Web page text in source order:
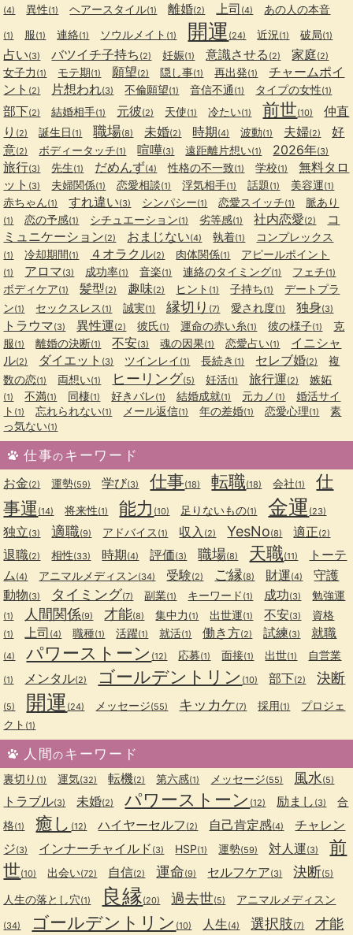
(4) 異性(1) ヘアースタイル(1) 離婚(2) 上司 (4) あの人の本音
(1) 服(1) 連絡(1) ソウルメイト (1) 開運 (24) 近況 (1) 破局(1)
占い(3) バツイチ子持ち (2) 妊娠(1) 意識させる (2) 家庭(2)
女子力 (1) モテ期(1) 願望(2) 隠し事(1) 再出発(1)
チャームポイ
ント (2) 片想われ(3) 不倫願望(1) 音信不通 (1) タイプの女性(1)
部下(2) 結婚相手(1) 元彼(2) 天使(1) 冷たい(1) 前世(10)
仲直
り (2) 誕生日 (1) 職場(8) 未婚(2) 時期(4) 波動(1) 夫婦(2)
好
意(2) ボディータッチ(1) 喧嘩(3) 遠距離片想い(1) 2026年(3)
旅行(3) 先生(1) だめんず(4) 性格の不一致(1) 学校(1)
無料タロ
ット (3) 夫婦関係(1) 恋愛相談(1) 浮気相手(1) 話題(1) 美容運(1)
赤ちゃん(1) すれ違い(3) シンパシー(1) 恋愛スイッチ(1) 脈あり
(1) 恋の予感(1) シチュエーション(1) 劣等感(1) 社内恋愛(2)
コ
ミュニケーション(2) おまじない(4) 執着(1) コンプレックス
(1) 冷却期間(1) ４オラクル(2) 肉体関係(1) アピールポイント
(1) アロマ(3) 成功率(1) 音楽(1) 連絡のタイミング(1) フェチ(1)
ボディケア(1) 髪型(2) 趣味(2) ヒント (1) 子持ち(1)
デートプラ
ン(1) セックスレス (1) 誠実(1) 縁切り (7) 愛され度(1) 独身(3)
トラウマ(3) 異性運(2) 彼氏(1) 運命の赤い糸(1) 彼の様子(1)
克
服(1) 離婚の決断(1) 不安(3) 魂の因果(1) 恋愛占い(1)
イニシャ
ル(2) ダイエット (3) ツインレイ (1) 長続き (1) セレブ婚(2)
複
数の恋(1) 両想い(1) ヒーリング(5) 妊活(1) 旅行運(2) 嫉妬
(1) 不満(1) 同棲(1) 好きバレ(1) 結婚成就(1) 元カノ (1)
婚活サイ
ト (1) 忘れられない(1) メール返信(1) 年の差婚(1) 恋愛心理(1)
素
っ気ない(1)
仕事のキーワード
お金(2) 運勢(59) 学び(3) 仕事(18) 転職(18) 会社(1)
仕
事運 (14) 将来性(1) 能力 (10) 足りないもの(1) 金運 (23)
独立(3) 適職(9) アドバイス (1) 収入 (2) YesNo(8) 適正(2)
退職(2) 相性(33) 時期(4) 評価(3) 職場(8) 天職(11)
トーテ
ム(4) アニマルメディスン(34) 受験(2) ご縁(8) 財運(4)
守護
動物(3) タイミング(7) 副業(1) キーワード (1) 成功(3) 勉強運
(1) 人間関係(9) 才能(8) 集中力 (1) 出世運(1) 不安(3) 資格
(1) 上司 (4) 職種(1) 活躍(1) 就活(1) 働き方(2) 試練(3) 就職
(4) パワーストーン (12) 応募(1) 面接(1) 出世(1) 自営業
(1) メンタル(2) ゴールデントリン (10) 部下(2) 決断
(5) 開運 (24) メッセージ(55) キッカケ(7) 採用(1)
プロジェ
クト (1)
人間のキーワード
裏切り (1) 運気(32) 転機(2) 第六感(1) メッセージ(55) 風水(5)
トラブル(3) 未婚(2) パワーストーン (12) 励まし (3)
合
格(1) 癒し (12) ハイヤーセルフ (2) 自己肯定感(4)
チャレン
ジ(3) インナーチャイルド (3) HSP(1) 運勢(59) 対人運(3)
前
世(10) 出会い(72) 自信(2) 運命(9) セルフケア(3) 決断(5)
人生の落とし穴(1) 良縁(20) 過去世(5) アニマルメディスン
(34) ゴールデントリン (10) 人生(4) 選択肢(7) 才能